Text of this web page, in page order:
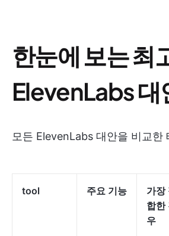
한눈에 보는 최
ElevenLabs 대
모든 ElevenLabs 대안을 비교한
tool 주요 기능
가장
합한
우